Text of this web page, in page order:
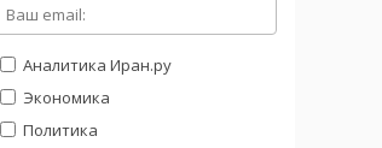
Аналитика Иран.ру
Экономика
Политика